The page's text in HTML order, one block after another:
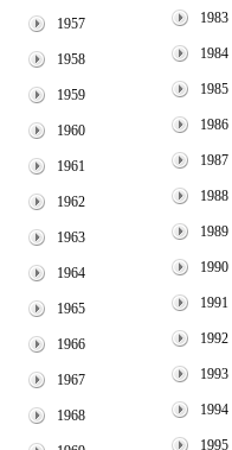
1957
1958
1959
1960
1961
1962
1963
1964
1965
1966
1967
1968
1983
1984
1985
1986
1987
1988
1989
1990
1991
1992
1993
1994
1995